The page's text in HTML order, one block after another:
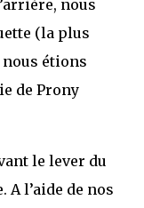
nous
(la plus
étions
de Prony
le lever du
l’aide de nos